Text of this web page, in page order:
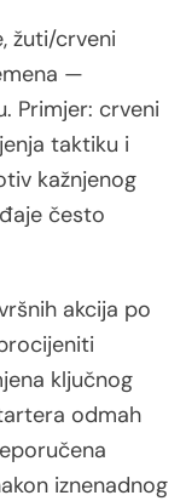
žuti/crveni
—
Primjer: crveni
taktiku i
kažnjenog
često
akcija po
ključnog
odmah
iznenadnog